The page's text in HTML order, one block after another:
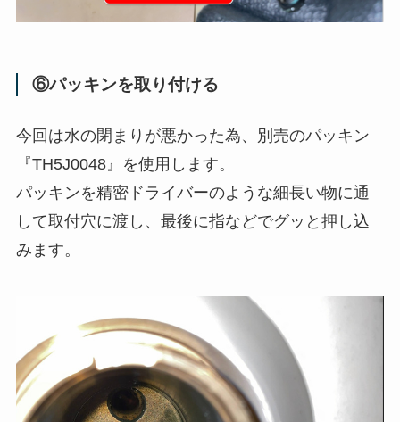
⑥パッキンを取り付ける
今回は水の閉まりが悪かった為、別売のパッキン
『TH5J0048』を使用します。
パッキンを精密ドライバーのような細長い物に通
して取付穴に渡し、最後に指などでグッと押し込
みます。